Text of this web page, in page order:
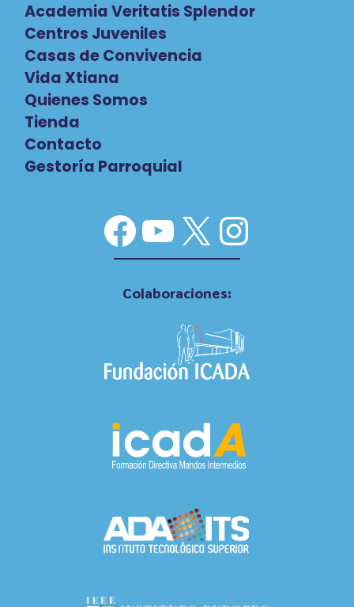
Academia Veritatis Splendor
Centros Juveniles
Casas de Convivencia
Vida Xtiana
Quienes Somos
Tienda
Contacto
Gestoría Parroquial
Facebook
YouTube
X
Colaboraciones: